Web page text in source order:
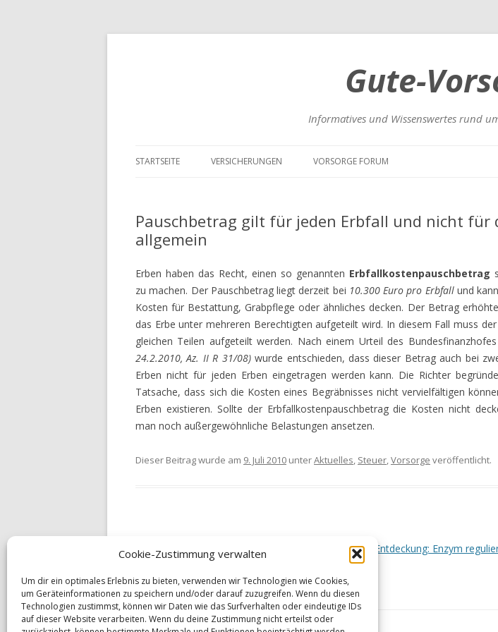
Cookie-Zustimmung verwalten
Um dir ein optimales Erlebnis zu bieten, verwenden wir Technologien wie Cookies,
um Geräteinformationen zu speichern und/oder darauf zuzugreifen. Wenn du diesen
Technologien zustimmst, können wir Daten wie das Surfverhalten oder eindeutige IDs
auf dieser Website verarbeiten. Wenn du deine Zustimmung nicht erteilst oder
Gute-
Informatives und Wissenswertes rund
STARTSEITE VERSICHERUNGEN
VERGLEICHEN
BERUFSUNFÄHIGKEITSVERSICHERUNGEN
VERGLEICHEN
RÜRUP RENTE VERGLEICHEN
RIESTER RENTE VERGLEICHEN
RENTENVERSICHERUNGEN
VERGLEICHEN
VERGLEICHEN
ONLINERECHNER
HAUSRATVERSICHERUNG –
VORSORGE FORUM
Pauschbetrag gilt für jeden Erbfall und nicht für
allgemein
Erben haben das Recht, einen so genannten Erbfallkostenpauschbetrag
zu machen. Der Pauschbetrag liegt derzeit bei 10.300 Euro pro Erbfallund
Kosten für Bestattung, Grabpflege oder ähnliches decken. Der Betrag
das Erbe unter mehreren Berechtigten aufgeteilt wird. In diesem Fall muss
gleichen Teilen aufgeteilt werden. Nach einem Urteil des
24.2.2010, Az. II R 31/08)wurde entschieden, dass dieser Betrag auch bei
Erben nicht für jeden Erben eingetragen werden kann. Die Richter
Tatsache, dass sich die Kosten eines Begräbnisses nicht vervielfältigen
Erben existieren. Sollte der Erbfallkostenpauschbetrag die Kosten nicht
man noch außergewöhnliche Belastungen ansetzen.
Dieser Beitrag wurde am 9. Juli 2010 unterAktuelles, Steuer,Vorsorge veröffentlicht.
Beitrags-
← Hoffnung für Geschädigtes Gewebe Entdeckung: Enzym